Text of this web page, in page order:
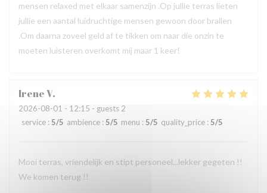
mensen relaxed met elkaar samenzijn .Op jullie terras lieten
jullie een aantal luidruchtige mensen gewoon door brallen
.Om daarna zoveel geld af te tikken om naar die onzin te
moeten luisteren overkomt mij maar 1 keer!
IreneV
2026-08-01 - 12:15 - guests 2
service : 5/5 ambience : 5/5 menu : 5/5 quality_price :5/5
Mooi terras, vriendelijk en stipt personeel...lekker gegeten !!
We komen terug !!